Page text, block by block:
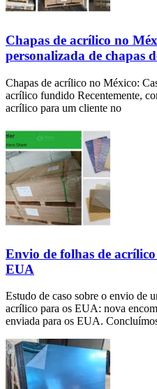
Chapas de acrílico no
personalizada de chapas
Chapas de acrílico no México:
acrílico fundido Recentemente,
acrílico para um cliente no
Envio de folhas de
EUA
Estudo de caso sobre o envio de
acrílico para os EUA: nova
enviada para os EUA.